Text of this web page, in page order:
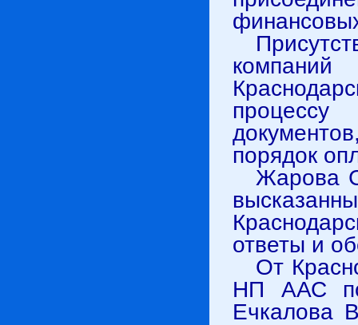
порядок
Жарова
ответы и
От
НП ААС
Ечкалова